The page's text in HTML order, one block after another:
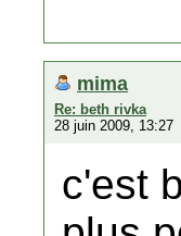
mima
Re: beth rivka
28 juin 2009, 13:27
c'est